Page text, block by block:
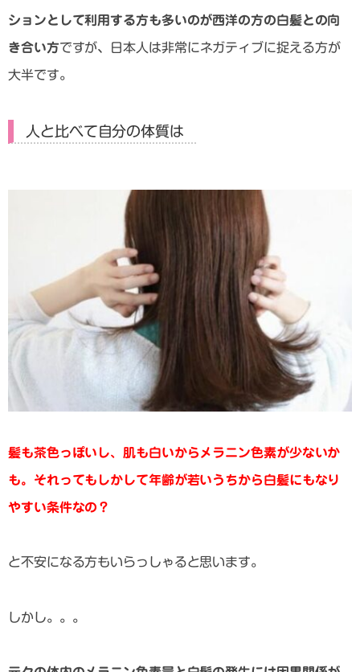
ションとして利用する方も多いのが西洋の方の白髪との向
き合い方ですが、日本人は非常にネガティブに捉える方が
大半です。
人と比べて自分の体質は
髪も茶色っぽいし、肌も白いからメラニン色素が少ないか
も。それってもしかして年齢が若いうちから白髪にもなり
やすい条件なの？
と不安になる方もいらっしゃると思います。
しかし。。。